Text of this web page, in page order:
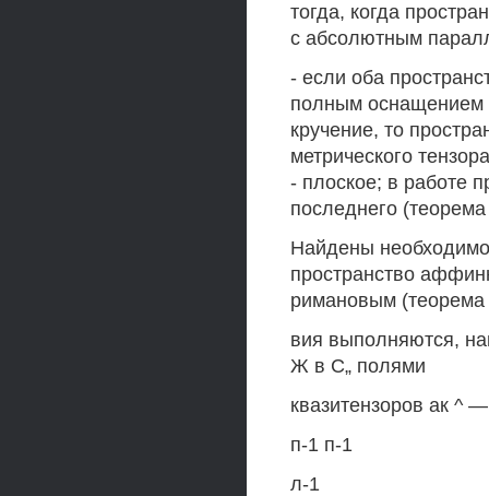
тогда, когда
с абсолютным
- если оба
полным оснащением
кручение, то
метрического
- плоское; в работе
последнего
Найдены
пространство
римановым (теорема
вия выполняются,
Ж в С„ полями
квазитензоров ак ^
п-1 п-1
л-1